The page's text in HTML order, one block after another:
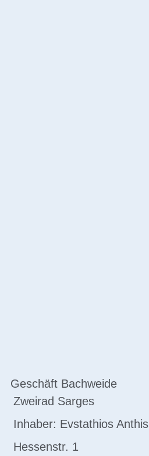
Geschäft Bachweide
Zweirad Sarges
Inhaber: Evstathios Anthis
Hessenstr. 1